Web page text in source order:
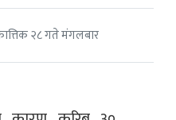
२८ गते मंगलबार